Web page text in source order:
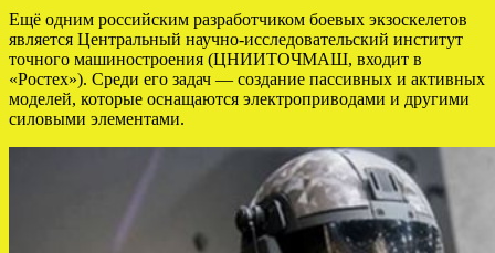
Ещё одним российским разработчиком боевых экзоскелетов
является Центральный научно-исследовательский институт
точного машиностроения (ЦНИИТОЧМАШ, входит в
«Ростех»). Среди его задач — создание пассивных и активных
моделей, которые оснащаются электроприводами и другими
силовыми элементами.